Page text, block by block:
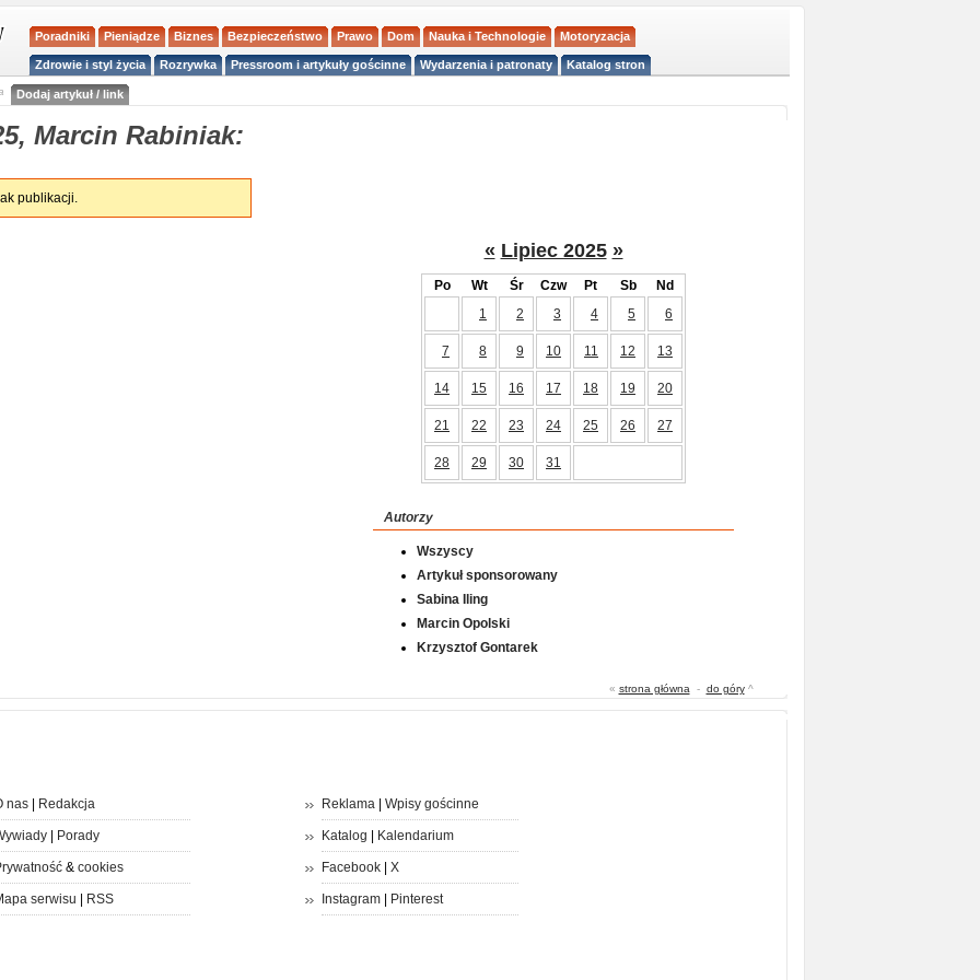
Poradniki Pieniądze Biznes Bezpieczeństwo Prawo Dom Nauka i Technologie Motoryzacja
Zdrowie i styl życia Rozrywka Pressroom i artykuły gościnne Wydarzenia i patronaty Katalog stron
Dodaj artykuł / link
Marcin Rabiniak:
publikacji.
« Lipiec 2025 »
Po Wt Śr Czw Pt Sb
Nd
1
2 3 4 5 6
7 8 9 10 11 12 13
14 15 16 17 18 19 20
21 22 23 24 25 26 27
28 29 30 31
Autorzy
Wszyscy
Artykuł sponsorowany
Sabina Iling
Marcin Opolski
Krzysztof Gontarek
« strona główna - do góry^
nas| Redakcja
| Porady
& cookies
serwisu RSS
Reklama| Wpisy gościnne
Katalog Kalendarium
Facebook| X
Instagram| Pinterest